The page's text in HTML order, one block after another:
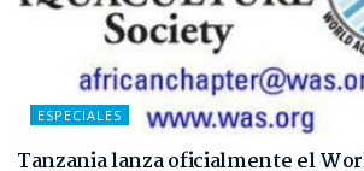
ESPECIALES
Tanzania lanza oficialmente el